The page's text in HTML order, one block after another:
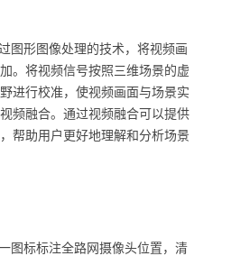
图形图像处理的技术，将视频画
。将视频信号按照三维场景的虚
进行校准，使视频画面与场景实
频融合。通过视频融合可以提供
帮助用户更好地理解和分析场景
图标标注全路网摄像头位置，清